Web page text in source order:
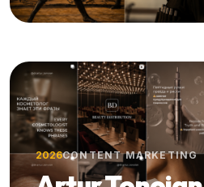
2026CONTENT MARKETING